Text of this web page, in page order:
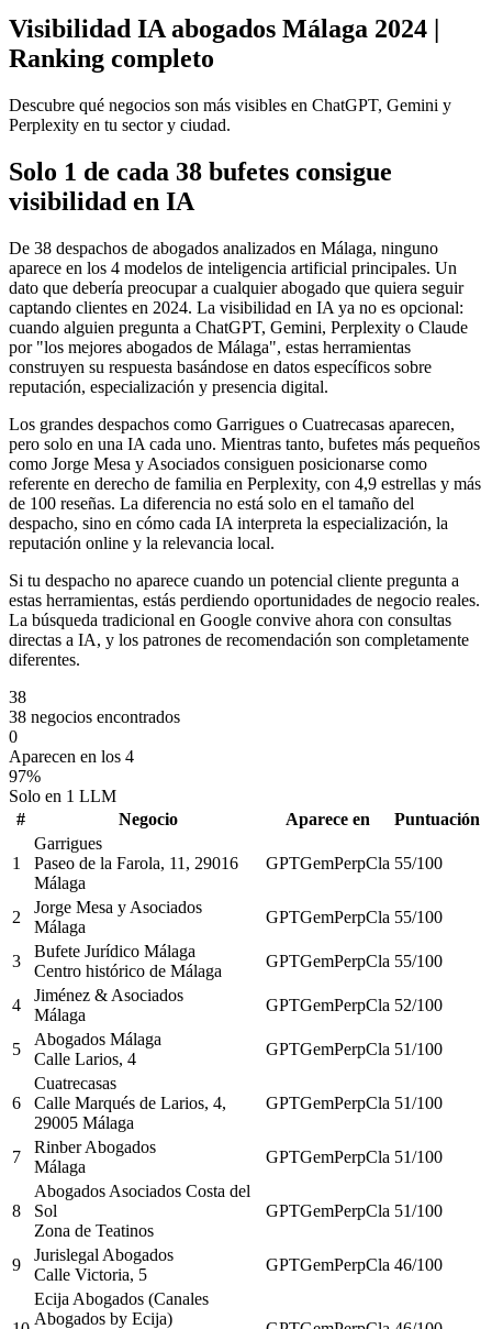
Visibilidad IA abogados Málaga 2024 |
Ranking completo
Descubre qué negocios son más visibles en ChatGPT, Gemini y
Perplexity en tu sector y ciudad.
Solo 1 de cada 38 bufetes consigue
visibilidad en IA
De 38 despachos de abogados analizados en Málaga, ninguno
aparece en los 4 modelos de inteligencia artificial principales. Un
dato que debería preocupar a cualquier abogado que quiera seguir
captando clientes en 2024. La visibilidad en IA ya no es opcional:
cuando alguien pregunta a ChatGPT, Gemini, Perplexity o Claude
por "los mejores abogados de Málaga", estas herramientas
construyen su respuesta basándose en datos específicos sobre
reputación, especialización y presencia digital.
Los grandes despachos como Garrigues o Cuatrecasas aparecen,
pero solo en una IA cada uno. Mientras tanto, bufetes más pequeños
como Jorge Mesa y Asociados consiguen posicionarse como
referente en derecho de familia en Perplexity, con 4,9 estrellas y más
de 100 reseñas. La diferencia no está solo en el tamaño del
despacho, sino en cómo cada IA interpreta la especialización, la
reputación online y la relevancia local.
Si tu despacho no aparece cuando un potencial cliente pregunta a
estas herramientas, estás perdiendo oportunidades de negocio reales.
La búsqueda tradicional en Google convive ahora con consultas
directas a IA, y los patrones de recomendación son completamente
diferentes.
38
38 negocios encontrados
0
Aparecen en los 4
97%
Solo en 1 LLM
#
Negocio Aparece en Puntuación
1
Garrigues
Paseo de la Farola, 11, 29016
Málaga
GPTGemPerpCla 55/100
2
Jorge Mesa y Asociados
Málaga
GPTGemPerpCla 55/100
3
Bufete Jurídico Málaga
Centro histórico de Málaga
GPTGemPerpCla 55/100
4
Jiménez & Asociados
Málaga
GPTGemPerpCla 52/100
5
Abogados Málaga
Calle Larios, 4
GPTGemPerpCla 51/100
6
Cuatrecasas
Calle Marqués de Larios, 4,
29005 Málaga
GPTGemPerpCla 51/100
7
Rinber Abogados
Málaga
GPTGemPerpCla 51/100
8
Abogados Asociados Costa del
Sol
Zona de Teatinos
GPTGemPerpCla 51/100
9
Jurislegal Abogados
Calle Victoria, 5
GPTGemPerpCla 46/100
Ecija Abogados (Canales
Abogados by Ecija)